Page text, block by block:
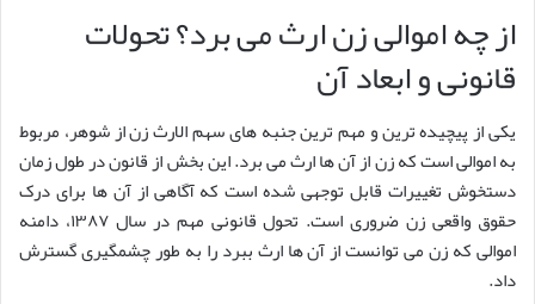
از چه اموالی زن ارث می برد؟ تحولات
قانونی و ابعاد آن
یکی از پیچیده ترین و مهم ترین جنبه های سهم الارث زن از شوهر، مربوط
به اموالی است که زن از آن ها ارث می برد. این بخش از قانون در طول زمان
دستخوش تغییرات قابل توجهی شده است که آگاهی از آن ها برای درک
حقوق واقعی زن ضروری است. تحول قانونی مهم در سال ۱۳۸۷، دامنه
اموالی که زن می توانست از آن ها ارث ببرد را به طور چشمگیری گسترش
داد.